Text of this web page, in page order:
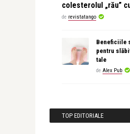
colesterolul „rău”
de revistatango
Beneficiile
pentru
tale
de Alex Pub
TOP EDITORIALE